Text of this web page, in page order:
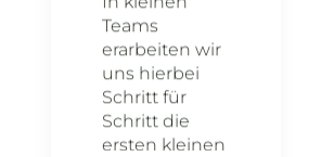
Teams
erarbeiten wir
uns hierbei
Schritt für
Schritt die
ersten kleinen